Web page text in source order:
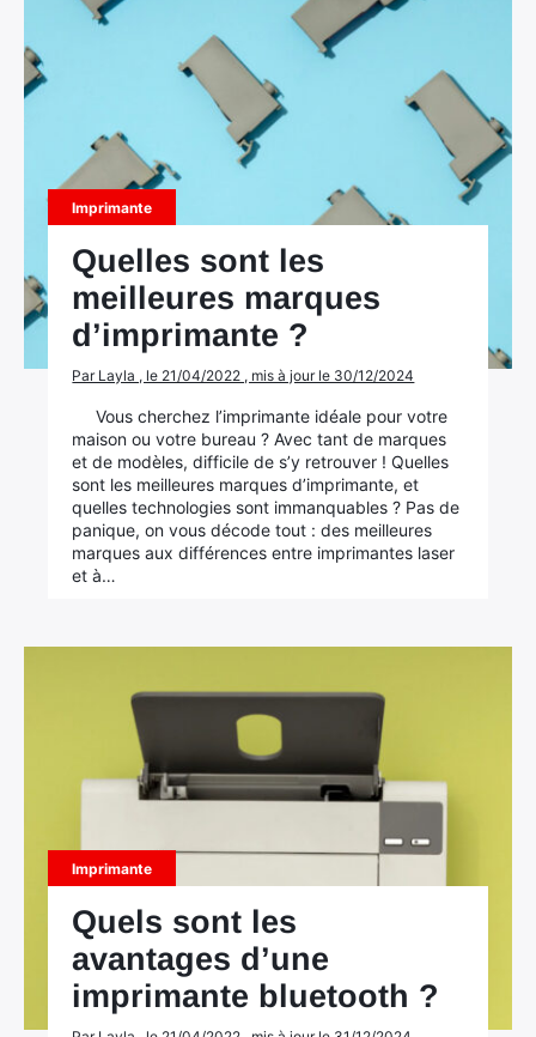
Imprimante
Quelles sont les
meilleures marques
d’imprimante ?
Par Layla , le 21/04/2022 , mis à jour le 30/12/2024
Vous cherchez l’imprimante idéale pour votre
maison ou votre bureau ? Avec tant de marques
et de modèles, difficile de s’y retrouver ! Quelles
sont les meilleures marques d’imprimante, et
quelles technologies sont immanquables ? Pas de
panique, on vous décode tout : des meilleures
marques aux différences entre imprimantes laser
et à…
Imprimante
Quels sont les
avantages d’une
imprimante bluetooth ?